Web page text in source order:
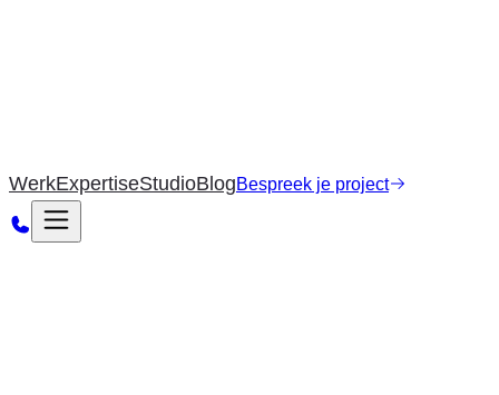
WerkExpertiseStudioBlogBespreek je project